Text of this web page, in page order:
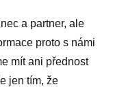
řídit
stát, ale
své
a partner, ale
proto s námi
mít ani přednost
jen tím, že